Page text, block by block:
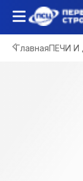
ГлавнаяПЕЧИ